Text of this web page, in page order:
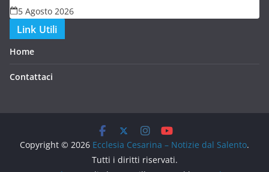
5 Agosto 2026
Link Utili
Home
Contattaci
Copyright © 2026 Ecclesia Cesarina – Notizie dal Salento.
Tutti i diritti riservati.